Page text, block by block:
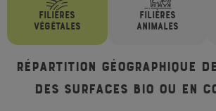
FILIÈRES
VÉGÉTALES
FILIÈRES
ANIMALES
Répartition géographique
des surfaces bio ou en